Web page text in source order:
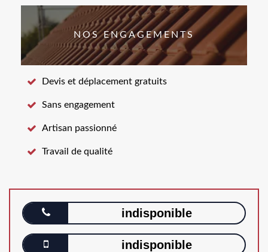
NOS ENGAGEMENTS
Devis et déplacement gratuits
Sans engagement
Artisan passionné
Travail de qualité
indisponible
indisponible